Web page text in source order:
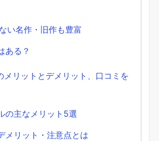
い名作・旧作も豊富
ある？
メリットとデメリット、口コミを
の主なメリット5選
メリット・注意点とは